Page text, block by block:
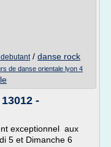
/ danse rock
de danse orientale lyon 4
-
exceptionnel aux
5 et Dimanche 6